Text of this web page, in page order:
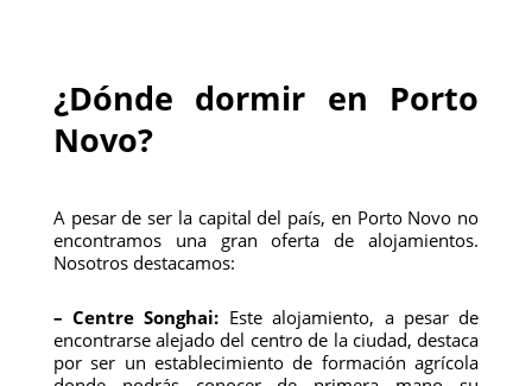
¿Dónde dormir en Porto
Novo?
A pesar de ser la capital del país, en Porto Novo no
encontramos una gran oferta de alojamientos.
Nosotros destacamos:
– Centre Songhai: Este alojamiento, a pesar de
encontrarse alejado del centro de la ciudad, destaca
por ser un establecimiento de formación agrícola